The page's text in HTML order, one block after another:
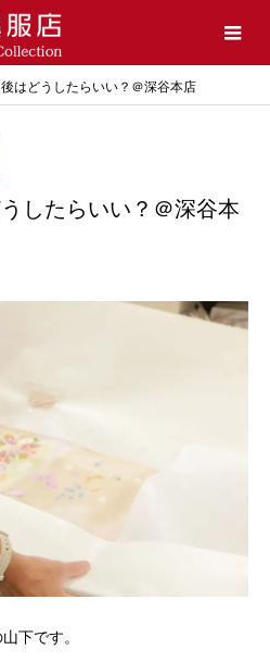
はどうしたらいい？＠深谷本店
したらいい？＠深谷本
下です。